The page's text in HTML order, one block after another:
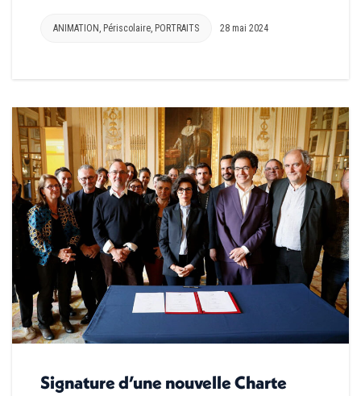
ANIMATION, Périscolaire, PORTRAITS 28 mai 2024
Signature d’une nouvelle Charte